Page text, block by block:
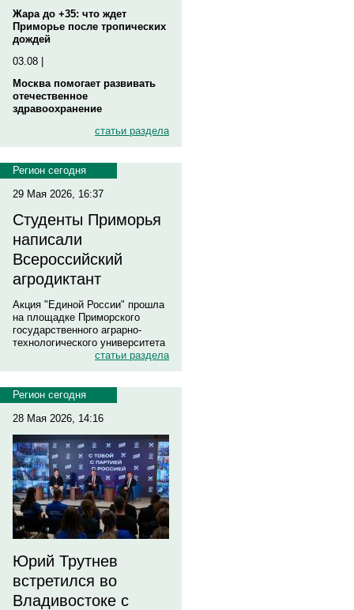
Жара до +35: что ждет
Приморье после тропических
дождей
03.08 |
Москва помогает развивать
отечественное
здравоохранение
статьи раздела
Регион сегодня
29 Мая 2026, 16:37
Студенты Приморья
написали
Всероссийский
агродиктант
Акция "Единой России" прошла
на площадке Приморского
государственного аграрно-
технологического университета
статьи раздела
Регион сегодня
28 Мая 2026, 14:16
Юрий Трутнев
встретился во
Владивостоке с